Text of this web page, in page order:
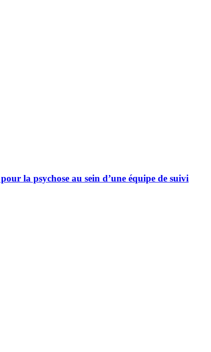
la psychose au sein d’une équipe de suivi